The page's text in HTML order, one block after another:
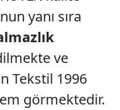
yanı sıra
ve
Tekstil 1996
görmektedir.